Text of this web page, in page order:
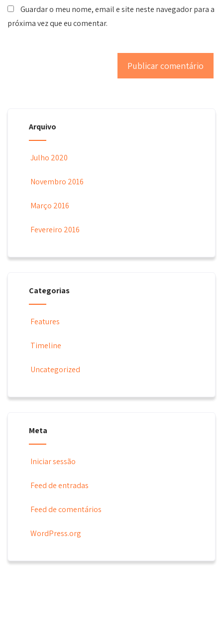
Guardar o meu nome, email e site neste navegador para a
próxima vez que eu comentar.
Arquivo
Julho 2020
Novembro 2016
Março 2016
Fevereiro 2016
Categorias
Features
Timeline
Uncategorized
Meta
Iniciar sessão
Feed de entradas
Feed de comentários
WordPress.org